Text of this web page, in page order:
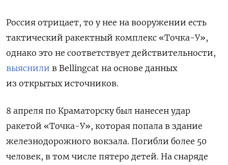
Россия отрицает, то у нее на вооружении есть
тактический ракектный комплекс «Точка-У»,
однако это не соответствует действительности,
выяснили в Bellingcat на основе данных
из открытых источников.
8 апреля по Краматорску был нанесен удар
ракетой «Точка-У», которая попала в здание
железнодорожного вокзала. Погибли более 50
человек, в том числе пятеро детей. На снаряде